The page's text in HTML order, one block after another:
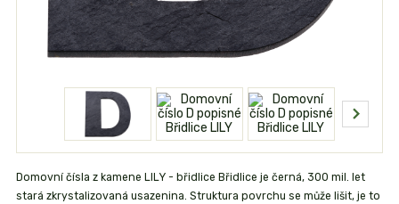
Domovní čísla z kamene LILY - břidlice Břidlice je černá, 300 mil. let
stará zkrystalizovaná usazenina. Struktura povrchu se může lišit, je to